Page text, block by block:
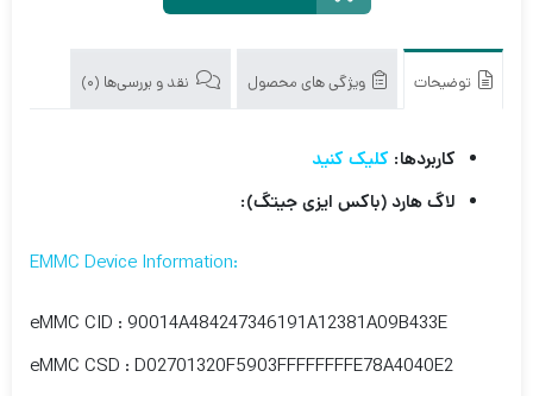
توضیحات ویژگی های محصول نقد و بررسی‌ها (0)
کاربردها: کلیک کنید
لاگ هارد (باکس ایزی جیتگ):
:EMMC Device Information
eMMC CID : 90014A484247346191A12381A09B433E
eMMC CSD : D02701320F5903FFFFFFFFE78A4040E2